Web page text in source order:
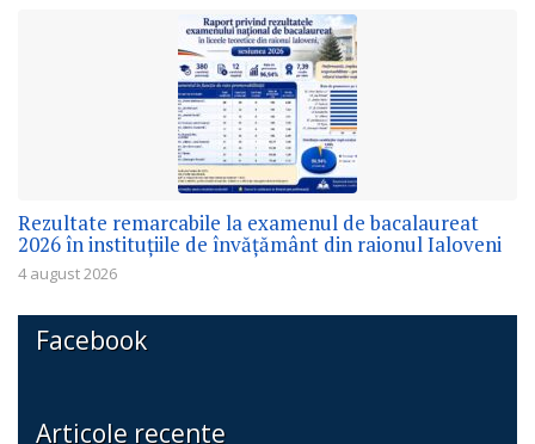
Rezultate remarcabile la examenul de bacalaureat
2026 în instituțiile de învățământ din raionul Ialoveni
4 august 2026
Facebook
Articole recente